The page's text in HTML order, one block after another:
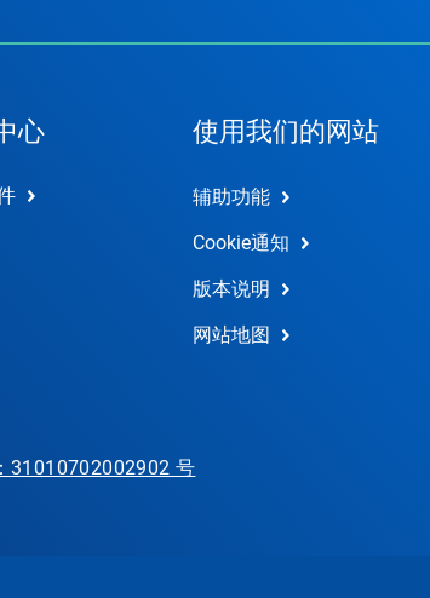
心 使用我们的网站
辅助功能
Cookie通知
版本说明
网站地图
31010702002902 号